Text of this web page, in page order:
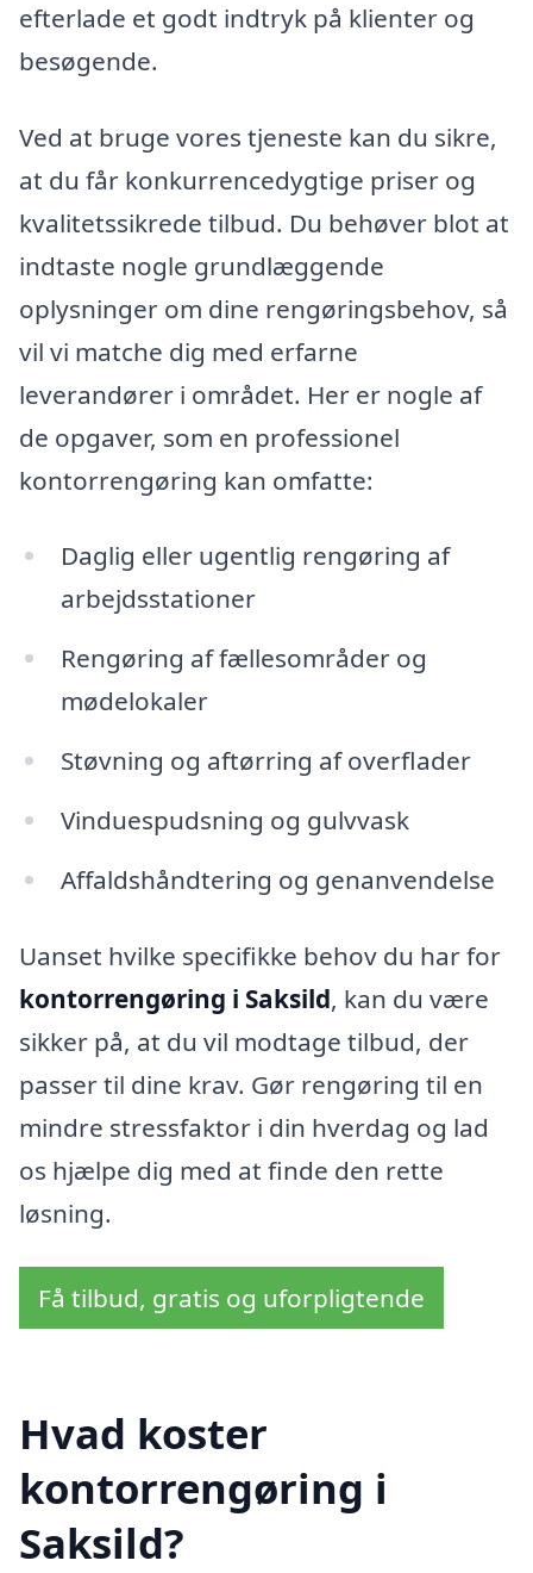
efterlade et godt indtryk på klienter og
besøgende.
Ved at bruge vores tjeneste kan du sikre,
at du får konkurrencedygtige priser og
kvalitetssikrede tilbud. Du behøver blot at
indtaste nogle grundlæggende
oplysninger om dine rengøringsbehov, så
vil vi matche dig med erfarne
leverandører i området. Her er nogle af
de opgaver, som en professionel
kontorrengøring kan omfatte:
Daglig eller ugentlig rengøring af
arbejdsstationer
Rengøring af fællesområder og
mødelokaler
Støvning og aftørring af overflader
Vinduespudsning og gulvvask
Affaldshåndtering og genanvendelse
Uanset hvilke specifikke behov du har for
kontorrengøring i Saksild, kan du være
sikker på, at du vil modtage tilbud, der
passer til dine krav. Gør rengøring til en
mindre stressfaktor i din hverdag og lad
os hjælpe dig med at finde den rette
løsning.
Få tilbud, gratis og uforpligtende
Hvad koster
kontorrengøring i
Saksild?